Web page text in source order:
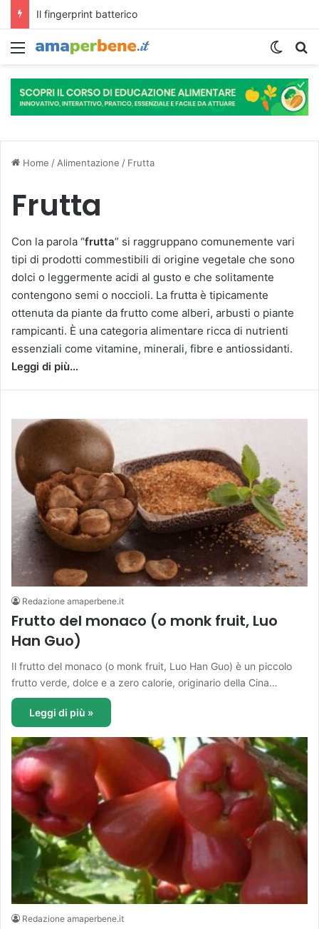
Menu
Home / Alimentazione / Frutta
Frutta
Con la parola “frutta” si raggruppano comunemente vari
tipi di prodotti commestibili di origine vegetale che sono
dolci o leggermente acidi al gusto e che solitamente
contengono semi o noccioli. La frutta è tipicamente
ottenuta da piante da frutto come alberi, arbusti o piante
rampicanti. È una categoria alimentare ricca di nutrienti
essenziali come vitamine, minerali, fibre e antiossidanti.
Leggi di più…
Redazione amaperbene.it
Frutto del monaco (o monk fruit, Luo
Han Guo)
Il frutto del monaco (o monk fruit, Luo Han Guo) è un piccolo
frutto verde, dolce e a zero calorie, originario della Cina…
Leggi di più »
Redazione amaperbene.it